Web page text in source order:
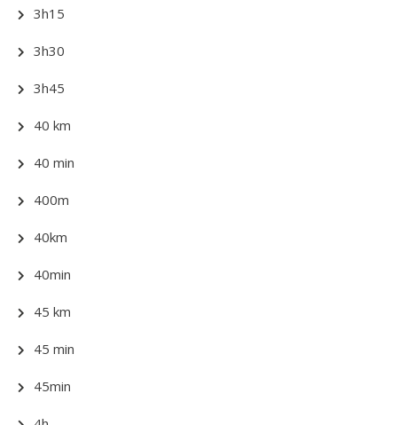
3h15
3h30
3h45
40 km
40 min
400m
40km
40min
45 km
45 min
45min